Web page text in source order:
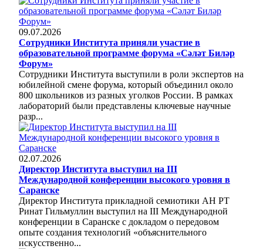
09.07.2026
Сотрудники Института приняли участие в
образовательной программе форума «Сәләт Биләр
Форум»
Сотрудники Института выступили в роли экспертов на
юбилейной смене форума, который объединил около
800 школьников из разных уголков России. В рамках
лабораторий были представлены ключевые научные
разр...
02.07.2026
Директор Института выступил на III
Международной конференции высокого уровня в
Саранске
Директор Института прикладной семиотики АН РТ
Ринат Гильмуллин выступил на III Международной
конференции в Саранске с докладом о передовом
опыте создания технологий «объяснительного
искусственно...